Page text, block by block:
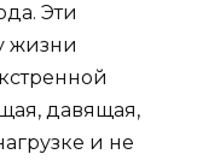
Эти
жизни
давящая,
и не